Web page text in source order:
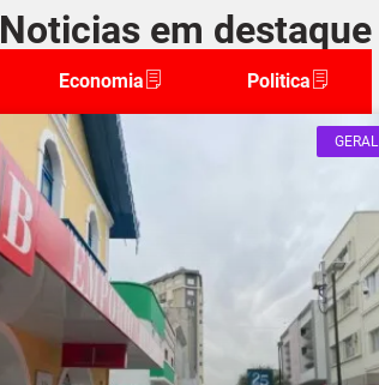
Noticias em destaque
Economia Politica
GERAL